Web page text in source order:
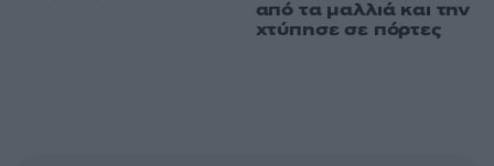
από τα μαλλιά και την
χτύπησε σε πόρτες